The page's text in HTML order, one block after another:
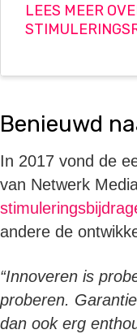
LEES MEER
Benieuwd
In 2017 vond de
van Netwerk
andere de
“Innoveren is
proberen.
dan ook erg